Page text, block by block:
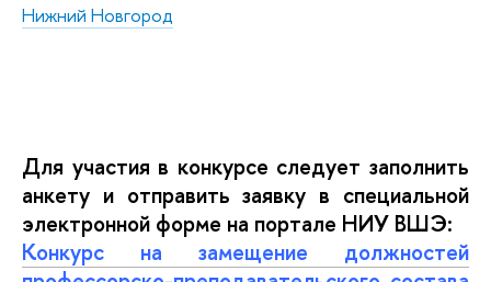
Нижний Новгород
Для участия в конкурсе следует заполнить
анкету и отправить заявку в специальной
электронной форме на портале НИУ ВШЭ:
Конкурс на замещение должностей